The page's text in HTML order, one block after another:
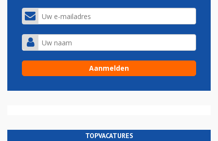
TOPVACATURES